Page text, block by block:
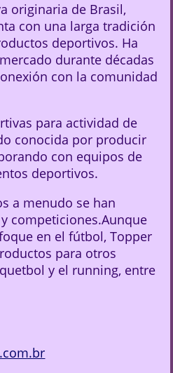
originaria de Brasil,
con una larga tradición
deportivos. Ha
durante décadas
con la comunidad
para actividad de
conocida por producir
con equipos de
deportivos.
a menudo se han
competiciones.Aunque
en el fútbol, Topper
para otros
y el running, entre